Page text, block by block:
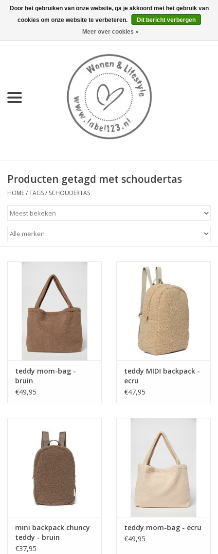
0 Artikelen - €0,00
KEUKEN
LIFESTYLE
MEUBELS
STATIONARY
KAMERS
ALGEMEEN
Merken
Producten getagd met schoudertas
HOME/TAGS/ SCHOUDERTAS
teddy mom-bag -
bruin
€49,95
teddy MIDI backpack -
ecru
€47,95
mini backpack chuncy
teddy - bruin
€37,95
teddy mom-bag - ecru
€49,95
Door het gebruiken van onze website, ga je akkoord met het gebruik van
cookies om onze website te verbeteren.
Dit bericht verbergen
Meer over cookies »